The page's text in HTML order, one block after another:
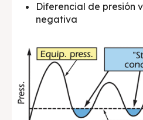
Diferencial de presión
negativa